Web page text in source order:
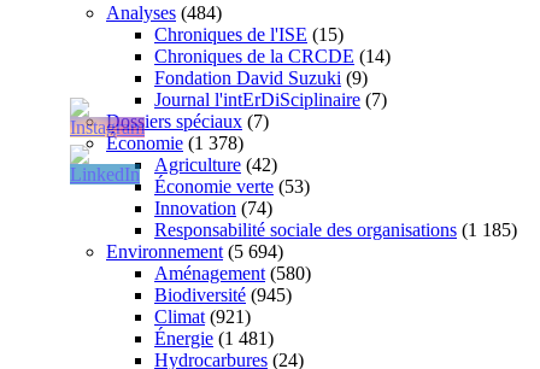
Analyses (484)
Chroniques de l'ISE (15)
Chroniques de la CRCDE (14)
Fondation David Suzuki (9)
Journal l'intErDiSciplinaire (7)
Dossiers spéciaux (7)
Économie (1 378)
Agriculture (42)
Économie verte (53)
Innovation (74)
Responsabilité sociale des organisations (1 185)
Environnement (5 694)
Aménagement (580)
Biodiversité (945)
Climat (921)
Énergie (1 481)
Hydrocarbures (24)